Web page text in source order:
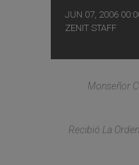
JUN 07, 2006
ZENIT STAFF
Monseñor
Recibió La